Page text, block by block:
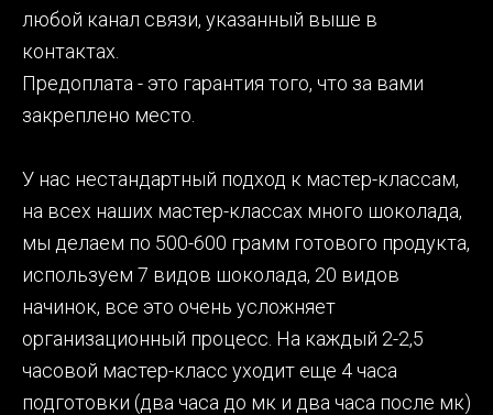
любой канал связи, указанный выше в
контактах.
Предоплата - это гарантия того, что за вами
закреплено место.
У нас нестандартный подход к мастер-классам,
на всех наших мастер-классах много шоколада,
мы делаем по 500-600 грамм готового продукта,
используем 7 видов шоколада, 20 видов
начинок, все это очень усложняет
организационный процесс. На каждый 2-2,5
часовой мастер-класс уходит еще 4 часа
подготовки (два часа до мк и два часа после мк)